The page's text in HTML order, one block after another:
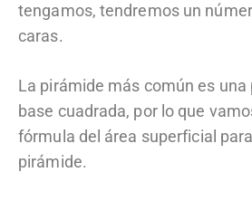
tengamos, tendremos un
caras.
La pirámide más común es una
base cuadrada, por lo que
fórmula del área superficial
pirámide.